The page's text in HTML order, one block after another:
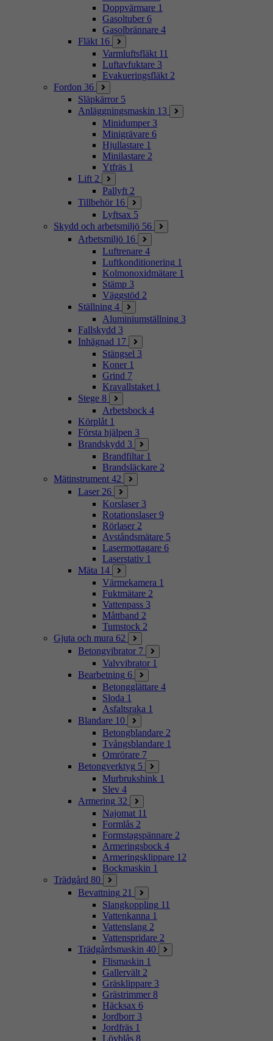
Doppvärmare 1
Gasoltuber 6
Gasolbrännare 4
Fläkt 16
Varmluftsfläkt 11
Luftavfuktare 3
Evakueringsfläkt 2
Fordon 36
Släpkärror 5
Anläggningsmaskin 13
Minidumper 3
Minigrävare 6
Hjullastare 1
Minilastare 2
Ytfräs 1
Lift 2
Pallyft 2
Tillbehör 16
Lyftsax 5
Skydd och arbetsmiljö 56
Arbetsmiljö 16
Luftrenare 4
Luftkonditionering 1
Kolmonoxidmätare 1
Stämp 3
Väggstöd 2
Ställning 4
Aluminiumställning 3
Fallskydd 3
Inhägnad 17
Stängsel 3
Koner 1
Grind 7
Kravallstaket 1
Stege 8
Arbetsbock 4
Körplåt 1
Första hjälpen 3
Brandskydd 3
Brandfiltar 1
Brandsläckare 2
Mätinstrument 42
Laser 26
Korslaser 3
Rotationslaser 9
Rörlaser 2
Avståndsmätare 5
Lasermottagare 6
Laserstativ 1
Mäta 14
Värmekamera 1
Fuktmätare 2
Vattenpass 3
Måttband 2
Tumstock 2
Gjuta och mura 62
Betongvibrator 7
Valvvibrator 1
Bearbetning 6
Betongglättare 4
Sloda 1
Asfaltsraka 1
Blandare 10
Betongblandare 2
Tvångsblandare 1
Omrörare 7
Betongverktyg 5
Murbrukshink 1
Slev 4
Armering 32
Najomat 11
Formlås 2
Formstagspännare 2
Armeringsbock 4
Armeringsklippare 12
Bockmaskin 1
Trädgård 80
Bevattning 21
Slangkoppling 11
Vattenkanna 1
Vattenslang 2
Vattenspridare 2
Trädgårdsmaskin 40
Flismaskin 1
Gallervält 2
Gräsklippare 3
Grästrimmer 8
Häcksax 6
Jordborr 3
Jordfräs 1
Lövblås 8